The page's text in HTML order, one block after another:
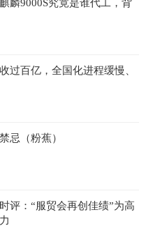
麟9000S究竟是谁代工，背
过百亿，全国化进程缓慢、
忌（粉蕉）
评：“服贸会再创佳绩”为高